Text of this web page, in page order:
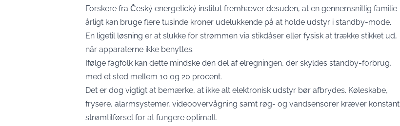
Forskere fra Český energetický institut fremhæver desuden, at en gennemsnitlig familie
årligt kan bruge flere tusinde kroner udelukkende på at holde udstyr i standby-mode.
En ligetil løsning er at slukke for strømmen via stikdåser eller fysisk at trække stikket ud,
når apparaterne ikke benyttes.
Ifølge fagfolk kan dette mindske den del af elregningen, der skyldes standby-forbrug,
med et sted mellem 10 og 20 procent.
Det er dog vigtigt at bemærke, at ikke alt elektronisk udstyr bør afbrydes. Køleskabe,
frysere, alarmsystemer, videoovervågning samt røg- og vandsensorer kræver konstant
strømtilførsel for at fungere optimalt.